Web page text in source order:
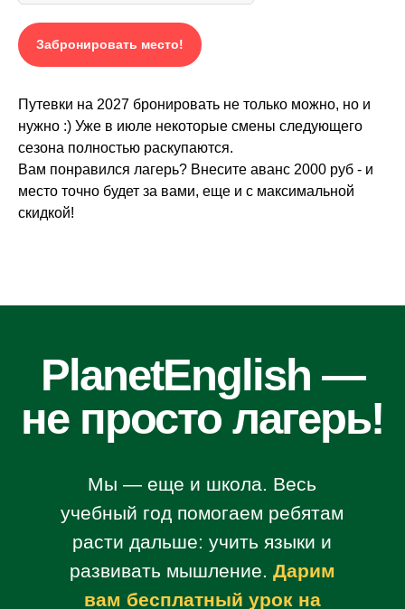
Забронировать место!
Путевки на 2027 бронировать не только можно, но и
нужно :) Уже в июле некоторые смены следующего
сезона полностью раскупаются.
Вам понравился лагерь? Внесите аванс 2000 руб - и
место точно будет за вами, еще и с максимальной
скидкой!